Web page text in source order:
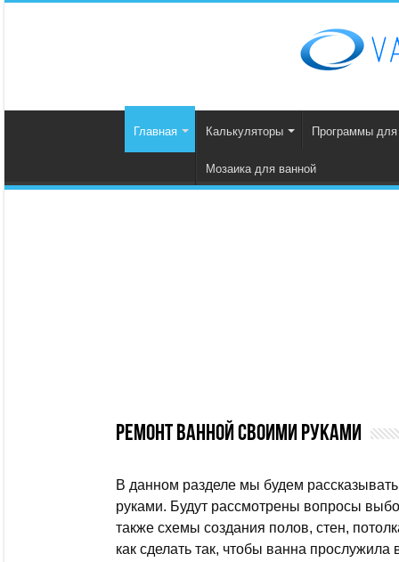
Главная Калькуляторы Программы для
Мозаика для ванной
Ремонт ванной своими руками
В данном разделе мы будем
руками. Будут рассмотрены вопросы
также схемы создания полов, стен,
как сделать так, чтобы ванна